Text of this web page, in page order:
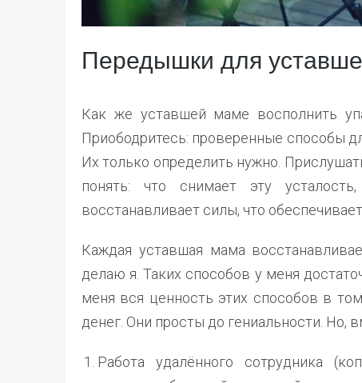
Передышки для
Как же уставшей маме восполнить
Приободритесь: проверенные способы
Их только определить нужно.
понять: что снимает эту
восстанавливает силы, что
Каждая уставшая мама
делаю я. Таких способов у меня
меня вся ценность этих способов в
денег. Они просты до гениальности. Но,
Работа удалённого сотрудника